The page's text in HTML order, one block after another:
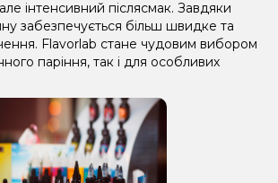
інтенсивний післясмак. Завдяки
забезпечується більш швидке та
Flavorlab стане чудовим вибором
паріння, так і для особливих